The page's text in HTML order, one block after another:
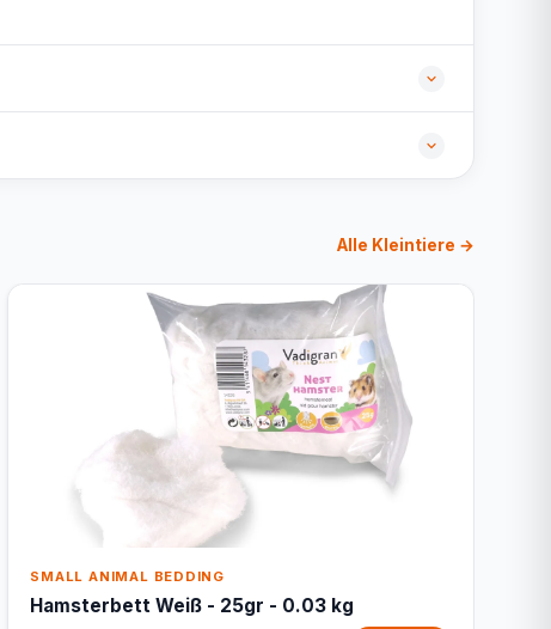
Alle Kleintiere →
SMALL ANIMAL BEDDING
Hamsterbett Weiß - 25gr - 0.03 kg